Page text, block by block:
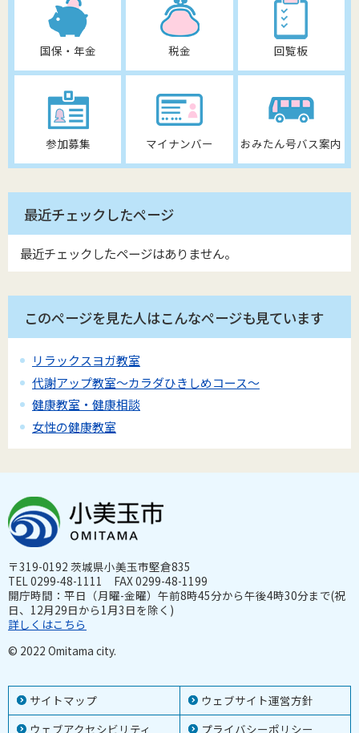
国保・年金 税金 回覧板
参加募集 マイナンバー おみたん号バス案内
最近チェックしたページ
最近チェックしたページはありません。
このページを見た人はこんなページも見ています
リラックスヨガ教室
代謝アップ教室～カラダひきしめコース～
健康教室・健康相談
女性の健康教室
サイトマップ
ウェブサイト運営方針
ウェブアクセシビリティ
プライバシーポリシー
〒319-0192 茨城県小美玉市堅倉835
TEL 0299-48-1111 FAX 0299-48-1199
開庁時間：平日（月曜-金曜）午前8時45分から午後4時30分まで(祝
日、12月29日から1月3日を除く)
詳しくはこちら
© 2022 Omitama city.